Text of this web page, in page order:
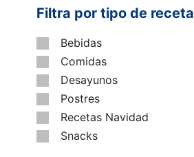
Filtra por tipo de receta
Bebidas
Comidas
Desayunos
Postres
Recetas Navidad
Snacks